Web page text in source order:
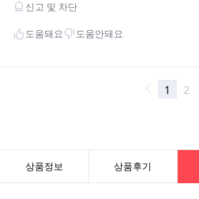
상품정보 상품후기